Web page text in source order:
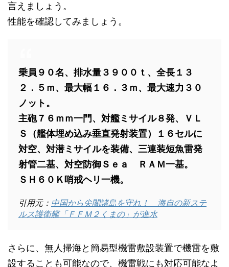
言えましょう。
性能を確認してみましょう。
乗員９０名、排水量３９００ｔ、全長１３
２．５ｍ、最大幅１６．３ｍ、最大速力３０
ノット。
主砲７６ｍｍ一門、対艦ミサイル８発、ＶＬ
Ｓ（艦体埋め込み垂直発射装置）１６セルに
対空、対潜ミサイルを装備、三連装短魚雷発
射管二基、対空防御Ｓｅａ ＲＡＭ一基。
ＳＨ６０Ｋ哨戒ヘリ一機。
引用元： 中国から尖閣諸島を守れ！ 海自の新ステ
ルス護衛艦「ＦＦＭ２くまの」が進水
さらに、無人掃海と簡易型機雷敷設装置で機雷を敷
設することも可能なので、機雷戦にも対応可能なよ